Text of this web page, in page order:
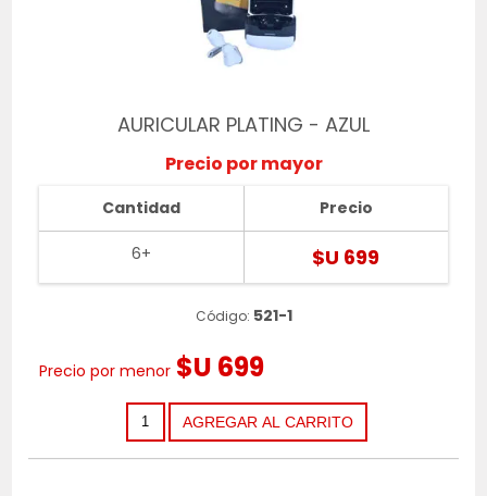
AURICULAR PLATING - AZUL
Precio por mayor
Cantidad
6+
Precio
$U 699
Código: 521-1
Precio por menor $U 699